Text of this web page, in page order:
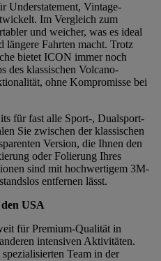
Understatement, Vintage-
Im Vergleich zum
und weicher, was es ideal
längere Fahrten macht. Trotz
bietet ICON immer noch
des klassischen Volcano-
ohne Kompromisse bei
für fast alle Sport-, Dualsport-
Sie zwischen der klassischen
Version, die Ihnen den
oder Folierung Ihres
sind mit hochwertigem 3M-
entfernen lässt.
USA
für Premium-Qualität in
intensiven Aktivitäten.
Team in der